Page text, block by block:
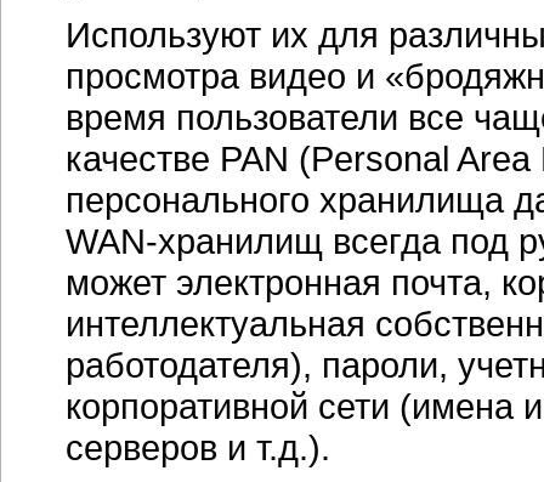
Используют их для
просмотра видео и
время пользователи все
качестве PAN (Personal
персонального хранилища
WAN-хранилищ всегда под
может электронная почта,
интеллектуальная
работодателя), пароли,
корпоративной сети (имена
серверов и т.д.).